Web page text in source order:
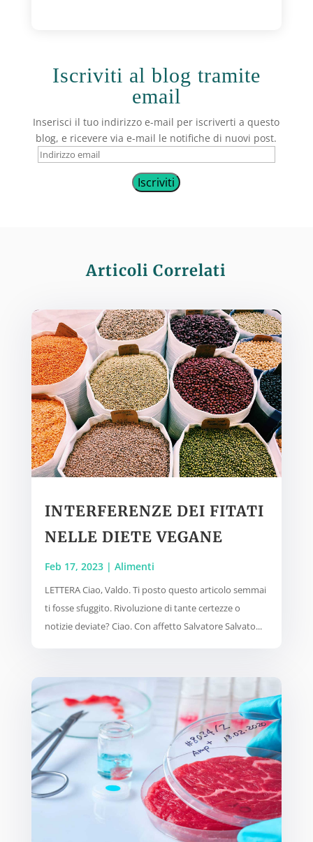
Iscriviti al blog tramite
email
Inserisci il tuo indirizzo e-mail per iscriverti a questo
blog, e ricevere via e-mail le notifiche di nuovi post.
Indirizzo
Iscriviti
Articoli Correlati
INTERFERENZE DEI FITATI
NELLE DIETE VEGANE
Feb 17, 2023| Alimenti
LETTERA Ciao, Valdo. Ti posto questo articolo semmai
ti fosse sfuggito. Rivoluzione di tante certezze o
notizie deviate? Ciao. Con affetto Salvatore Salvato...